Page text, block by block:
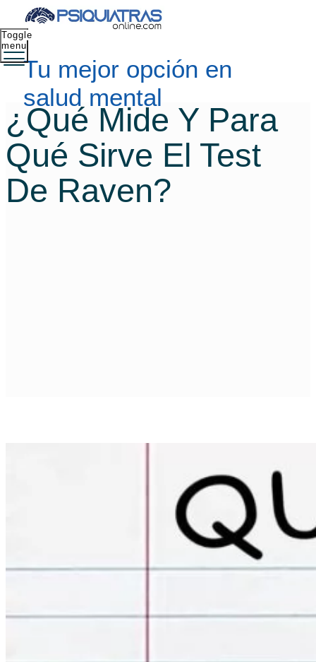
Tu mejor opción en
salud mental
Toggle
menu
¿Qué Mide Y Para
Qué Sirve El Test
De Raven?